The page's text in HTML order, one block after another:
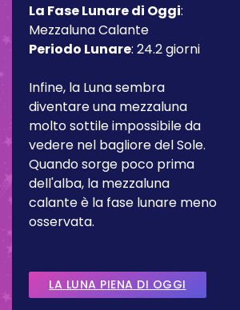
La Fase Lunare di Oggi:
Mezzaluna Calante
Periodo Lunare: 24.2 giorni
Infine, la Luna sembra
diventare una mezzaluna
molto sottile impossibile da
vedere nel bagliore del Sole.
Quando sorge poco prima
dell'alba, la mezzaluna
calante è la fase lunare meno
osservata.
LA LUNA PIENA DI OGGI